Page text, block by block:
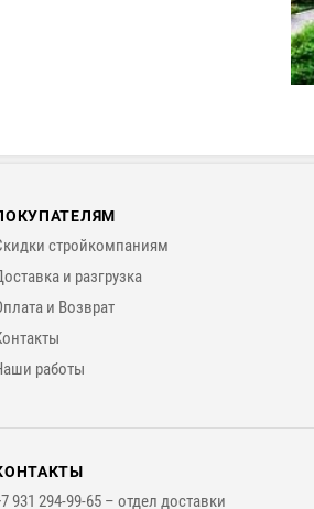
стройкомпаниям
и разгрузка
и Возврат
работы
931 294-99-65 –отдел доставки